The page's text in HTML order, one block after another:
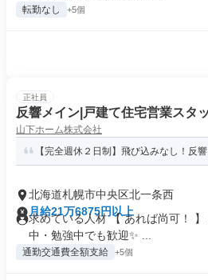
転勤なし +5個
正社員
反響メイン|戸建て住宅営業スタ
山下ホーム株式会社
【完全週休２日制】飛び込みなし！反
北海道札幌市中央区北一条西
月給21万6875円以上
求めている人材 【 あれば尚可！
中・勉強中でも歓迎✨ ...
通勤交通費全額支給 +5個